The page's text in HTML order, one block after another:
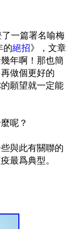
了一篇署名喻梅
的絕招》，文章
年啊！那也簡
做個更好的
願望就一定能
呢？
與此有關聯的
最爲典型。